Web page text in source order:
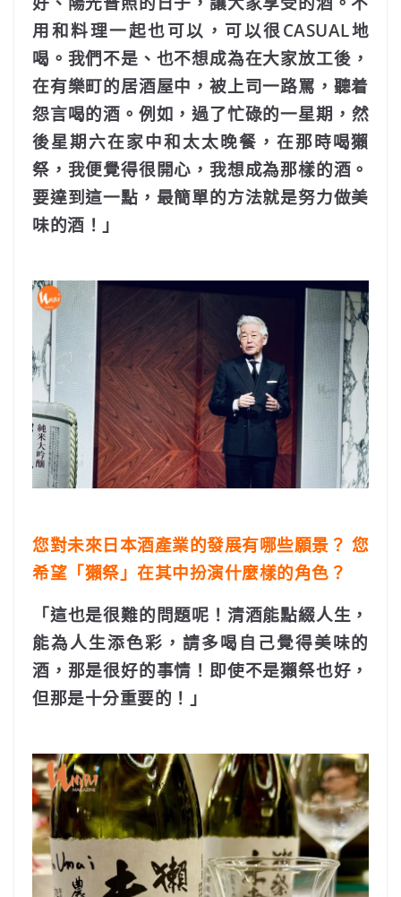
用和料理一起也可以，可以很CASUAL地
喝。 我們不是、也不想成為在大家放工後，
在有樂町的居酒屋中，被上司一路罵，聽着
怨言喝的酒。 例如，過了忙碌的一星期，然
後星期六在家中和太太晚餐，在那時喝獺
祭，我便覺得很開心，我想成為那樣的酒。
要達到這一點，最簡單的方法就是努力做美
味的酒！」
您對未來日本酒產業的發展有哪些願景？ 您
希望「獺祭」在其中扮演什麼樣的角色？
「這也是很難的問題呢！清酒能點綴人生，
能為人生添色彩，請多喝自己覺得美味的
酒，那是很好的事情！即使不是獺祭也好，
但那是十分重要的！ 」